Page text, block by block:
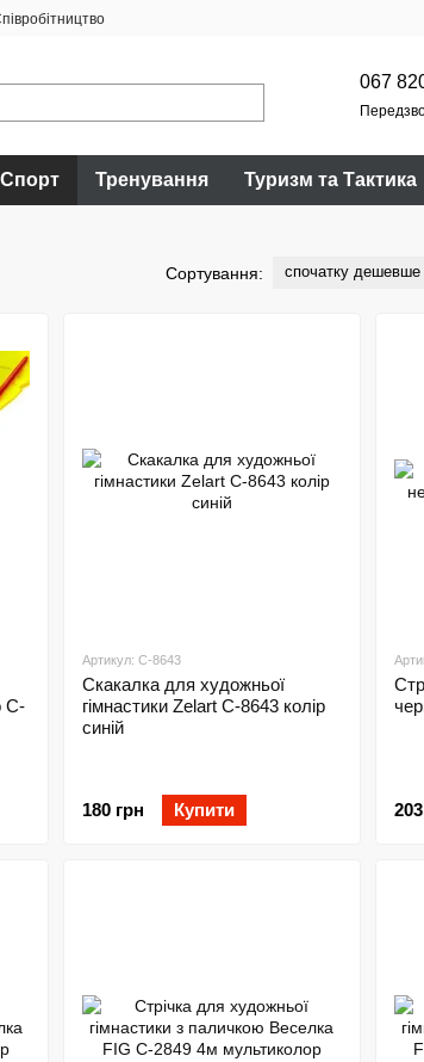
067
Спорт Тренування Туризм та Тактика
Сортування: спочатку дешевше
C-
Артикул: C-8643
Скакалка для художньої
гімнастики Zelart C-8643 колір
синій
180 грн Купити